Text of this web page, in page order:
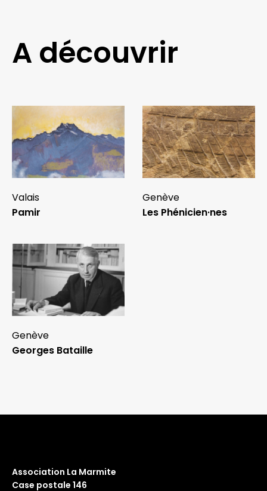
A découvrir
Valais
Pamir
Genève
Les Phénicien·nes
Genève
Georges Bataille
Association La Marmite
Case postale 146